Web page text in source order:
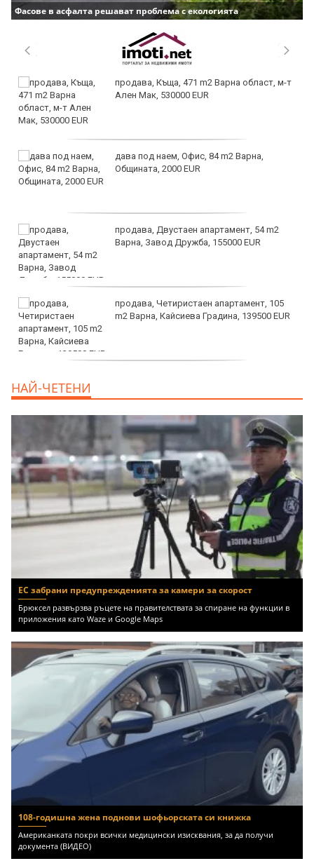
Фасове в асфалта решават проблема с екологията
продава, Къща, 471 m2 Варна област, м-т
Ален Мак, 530000 EUR
дава под наем, Офис, 84 m2 Варна,
Общината, 2000 EUR
продава, Двустаен апартамент, 54 m2
Варна, Завод Дружба, 155000 EUR
продава, Четиристаен апартамент, 105
m2 Варна, Кайсиева Градина, 139500 EUR
НАЙ-ЧЕТЕНИ
ЕС забрани предупрежденията за камери за скорост
Брюксел развързва ръцете на правителствата за спиране на функции в
приложения като Waze и Google Maps
108-годишна жена поднови шофьорската си книжка
Американката покри всички медицински изисквания, за да получи
документа (ВИДЕО)